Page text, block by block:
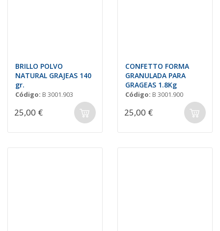
BRILLO POLVO
NATURAL GRAJEAS 140
gr.
Código: B 3001.903
25,00 €
CONFETTO FORMA
GRANULADA PARA
GRAGEAS 1.8Kg
Código: B 3001.900
25,00 €